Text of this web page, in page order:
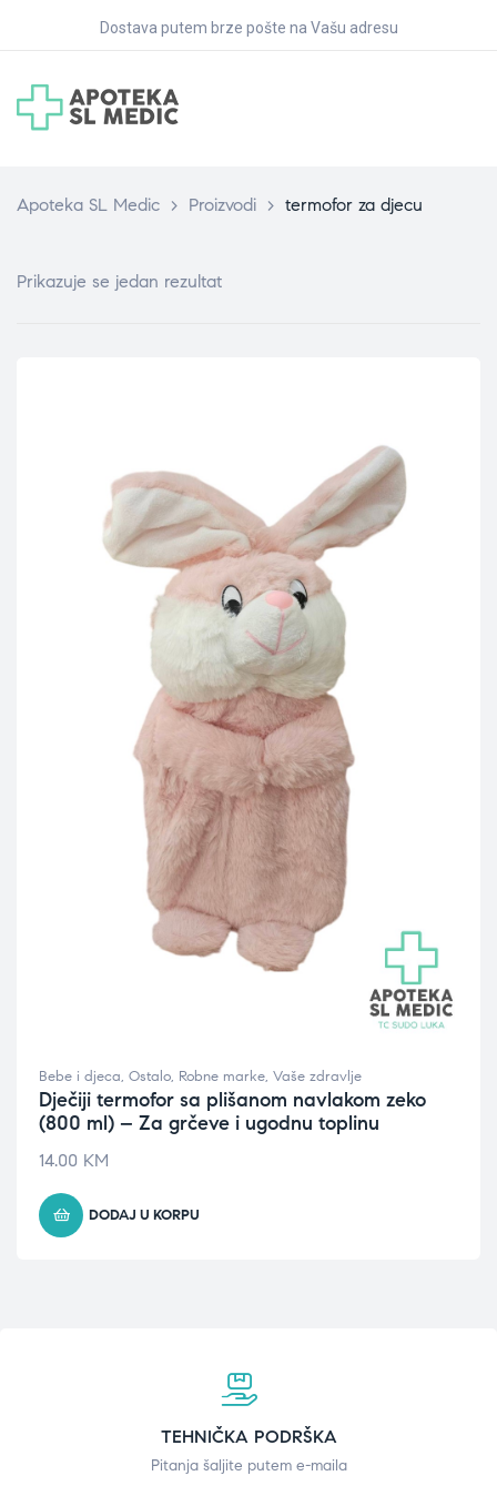
Dostava putem brze pošte na Vašu adresu
Apoteka SL Medic > Proizvodi > termofor za djecu
Prikazuje se jedan rezultat
Bebe i djeca, Ostalo, Robne marke, Vaše zdravlje
Dječiji termofor sa plišanom navlakom zeko
(800 ml) – Za grčeve i ugodnu toplinu
14.00 KM
DODAJ U KORPU
TEHNIČKA PODRŠKA
Pitanja šaljite putem e-maila